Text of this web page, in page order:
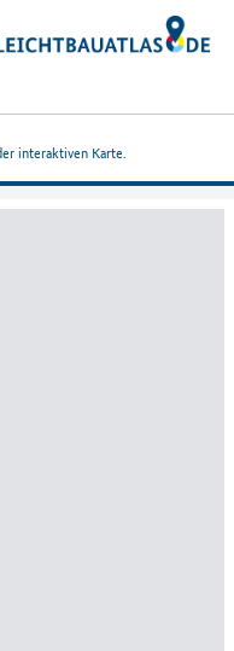
interaktiven Karte.